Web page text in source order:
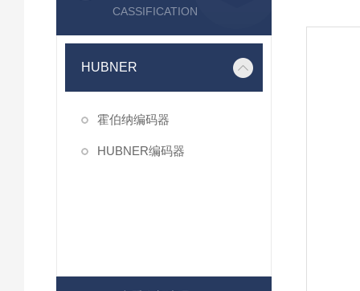
CASSIFICATION
HUBNER
霍伯纳编码器
HUBNER编码器